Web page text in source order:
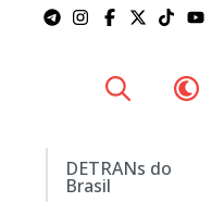
DETRANs do
Brasil